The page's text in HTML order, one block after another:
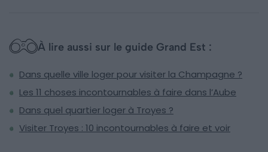
À lire aussi sur le guide Grand Est :
Dans quelle ville loger pour visiter la Champagne ?
Les 11 choses incontournables à faire dans l’Aube
Dans quel quartier loger à Troyes ?
Visiter Troyes : 10 incontournables à faire et voir